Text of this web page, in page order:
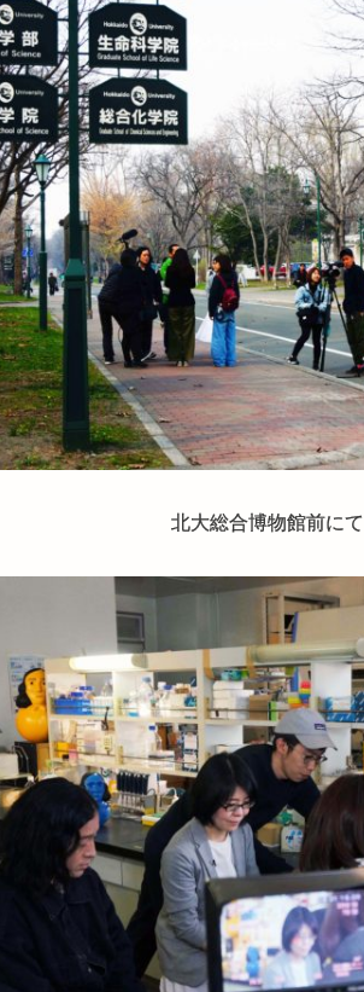
北大総合博物館前にて